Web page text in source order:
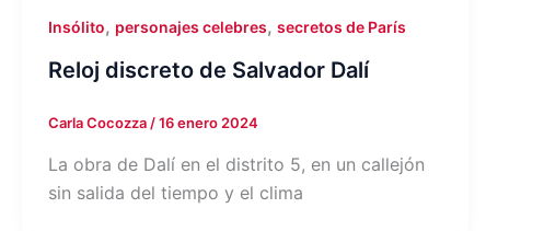
Insólito, personajes celebres, secretos de París
Reloj discreto de Salvador Dalí
Carla Cocozza /16 enero 2024
La obra de Dalí en el distrito 5, en un callejón
sin salida del tiempo y el clima